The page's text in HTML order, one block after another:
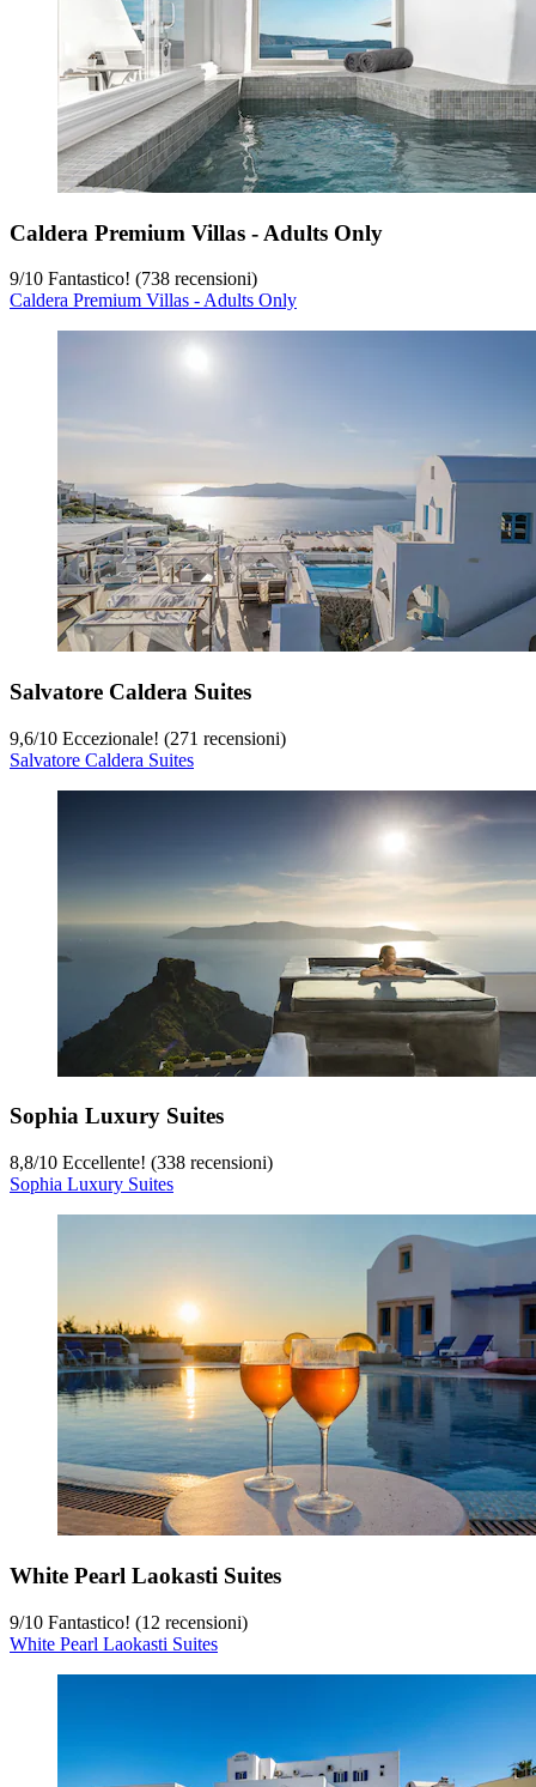
Caldera Premium Villas - Adults Only
9/10 Fantastico! (738 recensioni)
Caldera Premium Villas - Adults Only
Salvatore Caldera Suites
9,6/10 Eccezionale! (271 recensioni)
Salvatore Caldera Suites
Sophia Luxury Suites
8,8/10 Eccellente! (338 recensioni)
Sophia Luxury Suites
White Pearl Laokasti Suites
9/10 Fantastico! (12 recensioni)
White Pearl Laokasti Suites